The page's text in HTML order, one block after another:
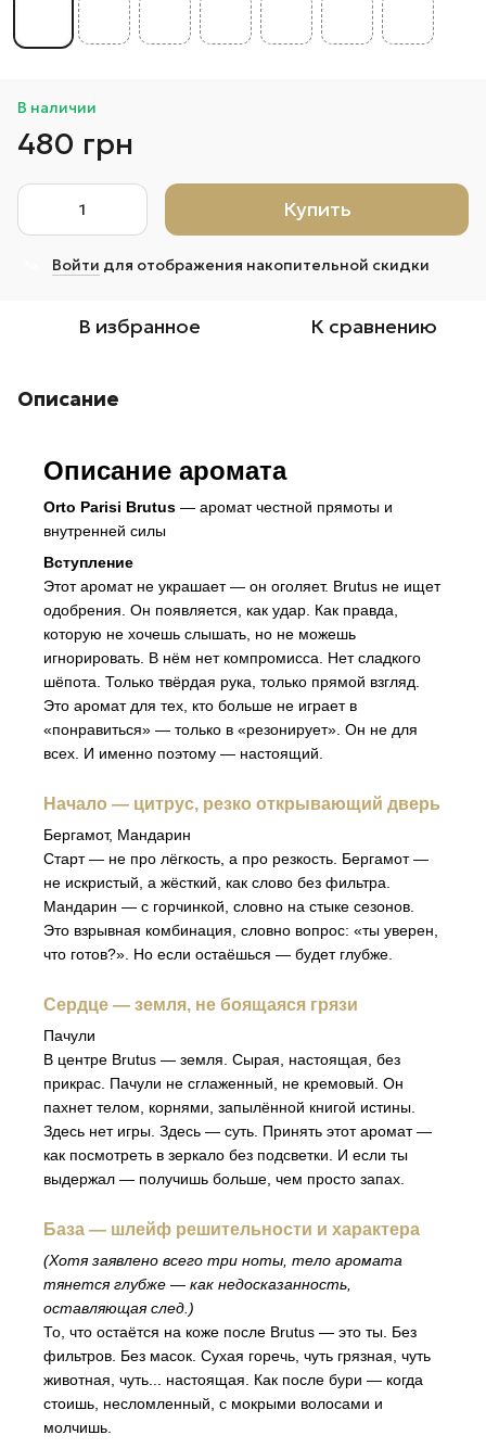
В наличии
480 грн
Купить
Войти для отображения накопительной скидки
В избранное К сравнению
Описание
Описание аромата
Orto Parisi Brutus — аромат честной прямоты и
внутренней силы
Вступление
Этот аромат не украшает — он оголяет. Brutus не ищет
одобрения. Он появляется, как удар. Как правда,
которую не хочешь слышать, но не можешь
игнорировать. В нём нет компромисса. Нет сладкого
шёпота. Только твёрдая рука, только прямой взгляд.
Это аромат для тех, кто больше не играет в
«понравиться» — только в «резонирует». Он не для
всех. И именно поэтому — настоящий.
Начало — цитрус, резко открывающий дверь
Бергамот, Мандарин
Старт — не про лёгкость, а про резкость. Бергамот —
не искристый, а жёсткий, как слово без фильтра.
Мандарин — с горчинкой, словно на стыке сезонов.
Это взрывная комбинация, словно вопрос: «ты уверен,
что готов?». Но если остаёшься — будет глубже.
Сердце — земля, не боящаяся грязи
Пачули
В центре Brutus — земля. Сырая, настоящая, без
прикрас. Пачули не сглаженный, не кремовый. Он
пахнет телом, корнями, запылённой книгой истины.
Здесь нет игры. Здесь — суть. Принять этот аромат —
как посмотреть в зеркало без подсветки. И если ты
выдержал — получишь больше, чем просто запах.
База — шлейф решительности и характера
(Хотя заявлено всего три ноты, тело аромата
тянется глубже — как недосказанность,
оставляющая след.)
То, что остаётся на коже после Brutus — это ты. Без
фильтров. Без масок. Сухая горечь, чуть грязная, чуть
животная, чуть... настоящая. Как после бури — когда
стоишь, несломленный, с мокрыми волосами и
молчишь.